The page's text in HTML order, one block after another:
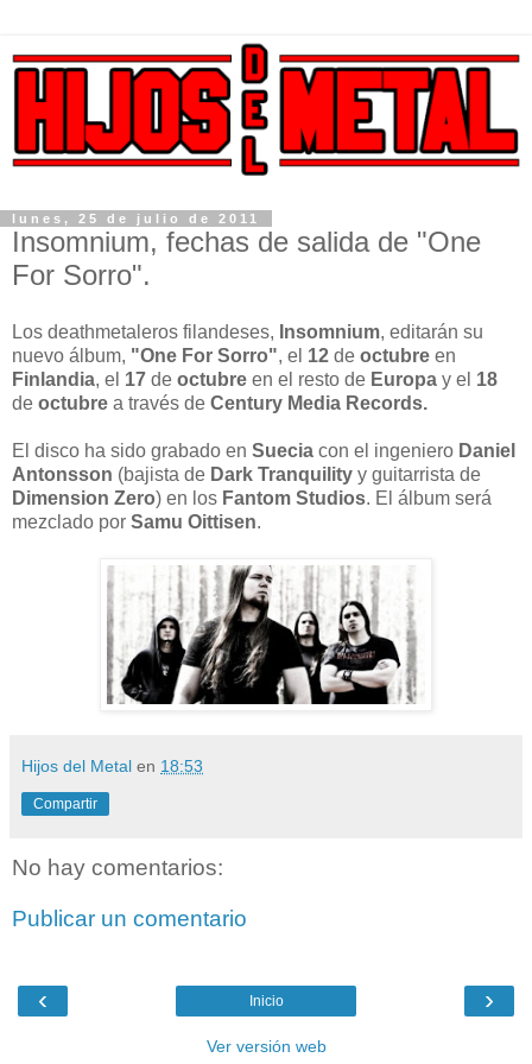
lunes, 25 de julio de 2011
Insomnium, fechas de salida de "One
For Sorro".
Los deathmetaleros filandeses, Insomnium, editarán su
nuevo álbum, "One For Sorro", el 12 de octubre en
Finlandia, el 17 de octubre en el resto de Europa y el 18
de octubre a través de Century Media Records.
El disco ha sido grabado en Suecia con el ingeniero Daniel
Antonsson (bajista de Dark Tranquility y guitarrista de
Dimension Zero) en los Fantom Studios. El álbum será
mezclado por Samu Oittisen.
Hijos del Metal en 18:53
Compartir
No hay comentarios:
Publicar un comentario
‹ ›
Inicio
Ver versión web